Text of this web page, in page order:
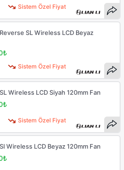
Sistem Özel Fiyat
Sistem Özel Fiyat
SL Wireless LCD Beyaz
Sistem Özel Fiyat
Wireless LCD Siyah 120mm Fan
Wireless LCD Beyaz 120mm Fan